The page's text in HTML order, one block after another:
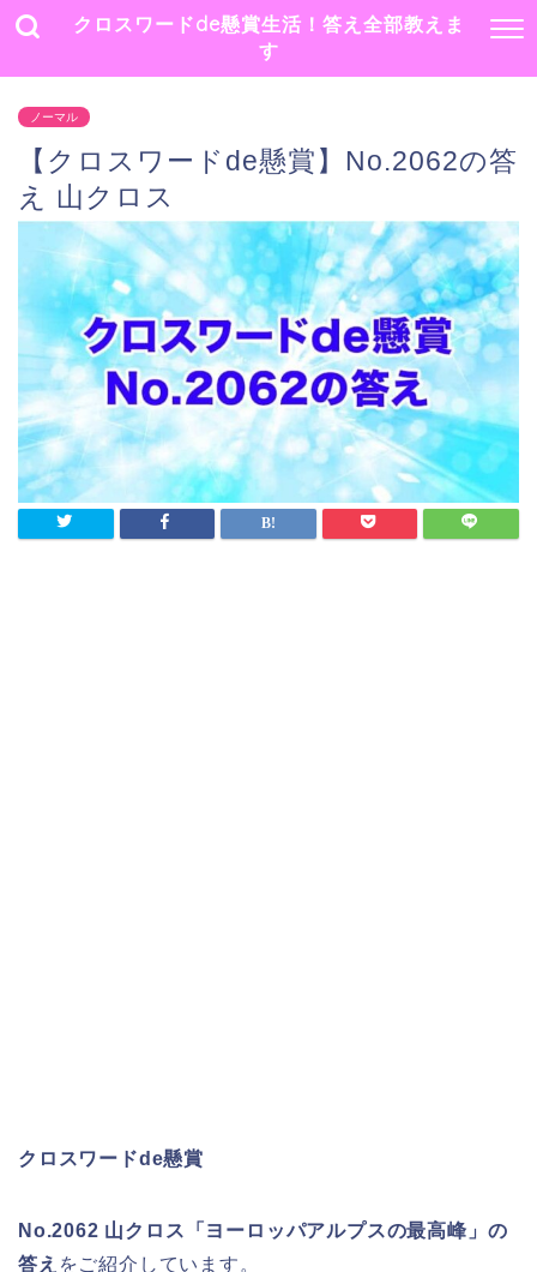
クロスワードde懸賞生活！答え全部教えま
す
ノーマル
【クロスワードde懸賞】No.2062の答
え 山クロス
クロスワードde懸賞
No.2062 山クロス「ヨーロッパアルプスの最高峰」の
答え をご紹介しています。